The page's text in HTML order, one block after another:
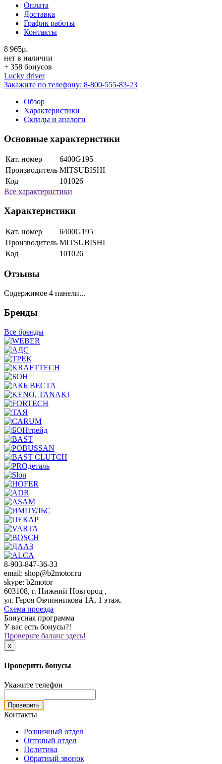
Оплата
Доставка
График работы
Контакты
8 965р.
нет в наличии
+ 358 бонусов
Lucky driver
Закажите по телефону: 8-800-555-83-23
Обзор
Характеристики
Склады и аналоги
Основные характеристики
Кат. номер
6400G195
Производитель MITSUBISHI
Код
101026
Все характеристики
Характеристики
Кат. номер
6400G195
Производитель MITSUBISHI
Код
101026
Отзывы
Содержимое 4 панели...
Бренды
Все бренды
8-903-847-36-33
email: shop@b2motor.ru
skype: b2motor
603108, г. Нижний Новгород ,
ул. Героя Овчинникова 1А, 1 этаж.
Схема проезда
Бонусная программа
У вас есть бонусы?!
Проверьте баланс здесь!
x
Проверить бонусы
Укажите телефон
Проверить
Контакты
Розничный отдел
Оптовый отдел
Политика
Обратный звонок